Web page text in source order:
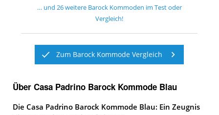
… und 26weitere Barock Kommoden im Test oder
Vergleich!
Zum Barock Kommode Vergleich
Über Casa Padrino Barock Kommode Blau
Die Casa Padrino Barock Kommode Blau: Ein Zeugnis